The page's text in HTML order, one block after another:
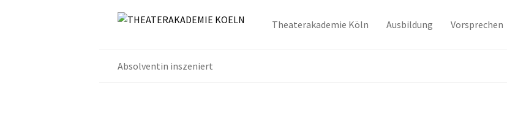
Theaterakademie Köln Ausbildung Vorsprechen
Absolventin inszeniert